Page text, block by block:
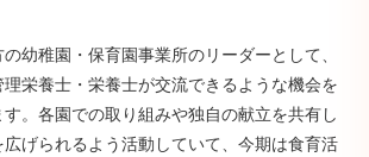
幼稚園・保育園事業所のリーダーとして、
栄養士・栄養士が交流できるような機会を
。各園での取り組みや独自の献立を共有し
げられるよう活動していて、今期は食育活